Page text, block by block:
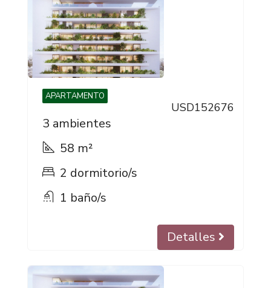
APARTAMENTO
USD152676
3 ambientes
58 m²
2 dormitorio/s
1 baño/s
Detalles